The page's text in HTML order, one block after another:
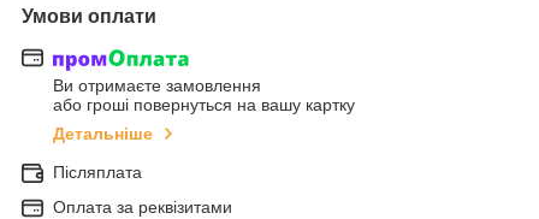
Умови оплати
Ви отримаєте замовлення
або гроші повернуться на вашу картку
Детальніше
Післяплата
Оплата за реквізитами